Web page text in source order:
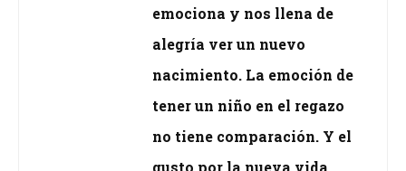
emociona y nos llena de
alegría ver un nuevo
nacimiento. La emoción de
tener un niño en el regazo
no tiene comparación. Y el
gusto por la nueva vida